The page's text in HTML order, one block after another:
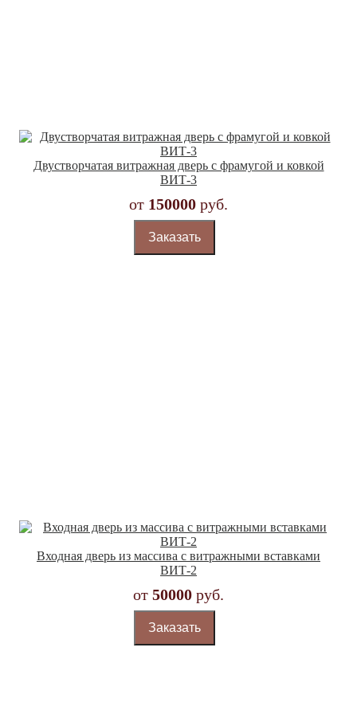
Двустворчатая витражная дверь с фрамугой и ковкой
ВИТ-3
от 150000 руб.
Заказать
Входная дверь из массива с витражными вставками
ВИТ-2
от 50000 руб.
Заказать